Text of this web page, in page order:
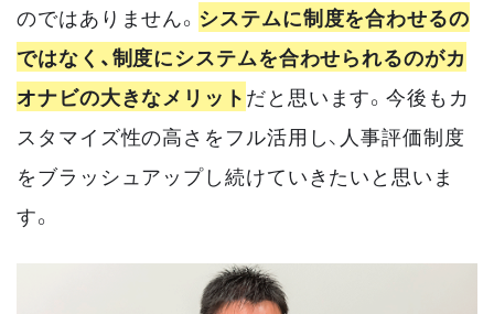
のではありません。 システムに制度を合わせるの
ではなく、制度にシステムを合わせられるのがカ
オナビの大きなメリットだと思います。今後もカ
スタマイズ性の高さをフル活用し、人事評価制度
をブラッシュアップし続けていきたいと思いま
す。